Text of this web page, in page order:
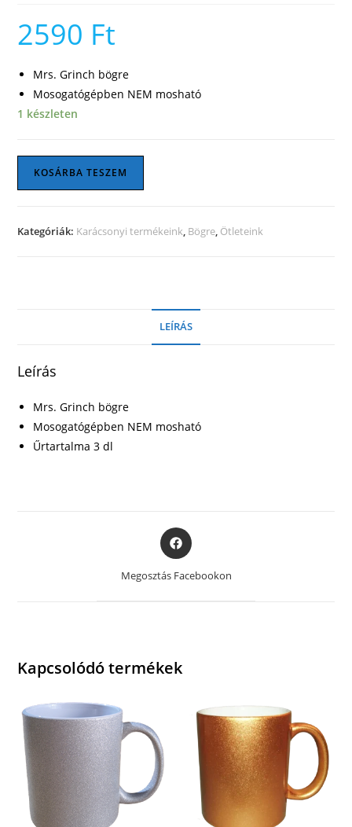
2590 Ft
Mrs. Grinch bögre
Mosogatógépben NEM mosható
1 készleten
Grinch
KOSÁRBA TESZEM
Kategóriák: Karácsonyi termékeink, Bögre, Ötleteink
LEÍRÁS
Leírás
Mrs. Grinch bögre
Mosogatógépben NEM mosható
Űrtartalma 3 dl
Opens
in
a
Megosztás Facebookon
Kapcsolódó termékek